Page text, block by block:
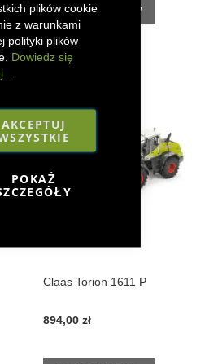
plików cookie
z warunkami
polityki plików
Dowiedz się
AKCEPTUJ
POKAŻ
DO KOSZYKA
DODAJ
DO
ŻYCZEŃ
Claas Torion 1611 P
894,00 zł